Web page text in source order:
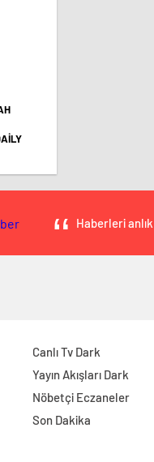
Haberleri
Canlı Tv Dark
Yayın Akışları Dark
Nöbetçi Eczaneler
Son Dakika